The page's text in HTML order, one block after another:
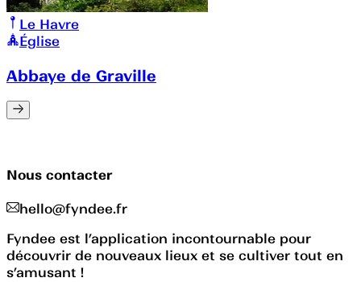
Le Havre
Église
Abbaye de Graville
Nous contacter
hello@fyndee.fr
Fyndee est l’application incontournable pour
découvrir de nouveaux lieux et se cultiver tout en
s’amusant !